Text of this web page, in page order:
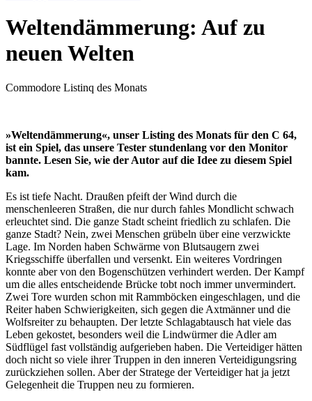
Weltendämmerung: Auf zu
neuen Welten
Commodore Listinq des Monats
»Weltendämmerung«, unser Listing des Monats für den C 64,
ist ein Spiel, das unsere Tester stundenlang vor den Monitor
bannte. Lesen Sie, wie der Autor auf die Idee zu diesem Spiel
kam.
Es ist tiefe Nacht. Draußen pfeift der Wind durch die
menschenleeren Straßen, die nur durch fahles Mondlicht schwach
erleuchtet sind. Die ganze Stadt scheint friedlich zu schlafen. Die
ganze Stadt? Nein, zwei Menschen grübeln über eine verzwickte
Lage. Im Norden haben Schwärme von Blutsaugern zwei
Kriegsschiffe überfallen und versenkt. Ein weiteres Vordringen
konnte aber von den Bogenschützen verhindert werden. Der Kampf
um die alles entscheidende Brücke tobt noch immer unvermindert.
Zwei Tore wurden schon mit Rammböcken eingeschlagen, und die
Reiter haben Schwierigkeiten, sich gegen die Axtmänner und die
Wolfsreiter zu behaupten. Der letzte Schlagabtausch hat viele das
Leben gekostet, besonders weil die Lindwürmer die Adler am
Südflügel fast vollständig aufgerieben haben. Die Verteidiger hätten
doch nicht so viele ihrer Truppen in den inneren Verteidigungsring
zurückziehen sollen. Aber der Stratege der Verteidiger hat ja jetzt
Gelegenheit die Truppen neu zu formieren.